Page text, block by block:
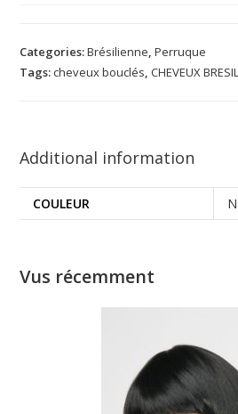
Categories:Brésilienne,Perruque
Tags:cheveux bouclés,CHEVEUX
Additional information
COULEUR
Vus récemment